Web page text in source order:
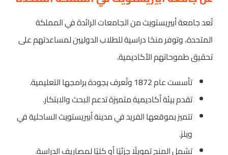
تُعد جامعة أبيريستويث من الجامعات الرائدة في المملكة
المتحدة، وتوفر منحًا دراسية للطلاب الدوليين لمساعدتهم على
تحقيق طموحاتهم الأكاديمية.
تأسست عام 1872 وتُعرف بجودة برامجها التعليمية.
تقدم بيئة أكاديمية متميزة تدعم البحث والابتكار.
تتميز بموقعها الفريد في مدينة أبيريستويث الساحلية في
ويلز.
تشمل المنح تمويلًا جزئيًا أو كليًا لمصاريف الدراسة.